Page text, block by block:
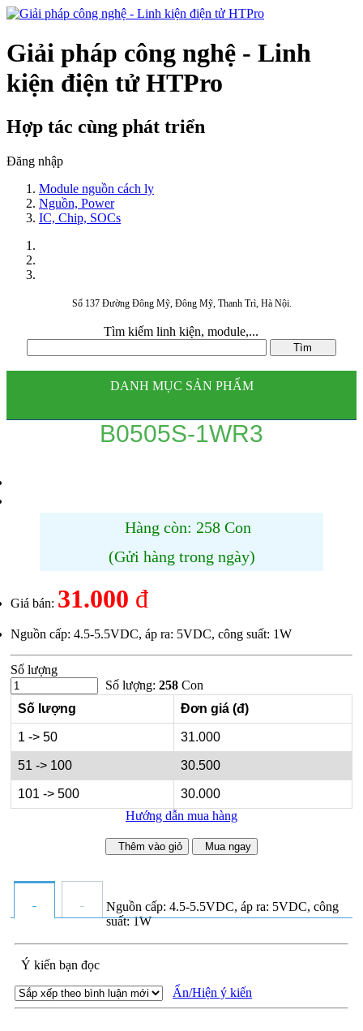
Giải pháp công nghệ - Linh
kiện điện tử HTPro
Hợp tác cùng phát triển
Đăng nhập
Module nguồn cách ly
Nguồn, Power
IC, Chip, SOCs
Số 137 Đường Đông Mỹ, Đông Mỹ, Thanh Trì, Hà Nội.
Tìm kiếm linh kiện, module,...
DANH MỤC SẢN PHẨM
B0505S-1WR3
Hàng còn: 258 Con
(Gửi hàng trong ngày)
Giá bán: 31.000 đ
Nguồn cấp: 4.5-5.5VDC, áp ra: 5VDC, công suất: 1W
Số lượng
Số lượng: 258 Con
Số lượng
Đơn giá (đ)
1 -> 50 31.000
51 -> 100 30.500
101 -> 500
30.000
Hướng dẫn mua hàng
Thêm vào giỏ Mua ngay
Nguồn cấp: 4.5-5.5VDC, áp ra: 5VDC, công
suất: 1W
Ý kiến bạn đọc
Ẩn/Hiện ý kiến